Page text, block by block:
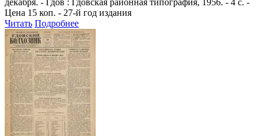
Цена 15 коп. - 27-й год издания
Читать Подробнее